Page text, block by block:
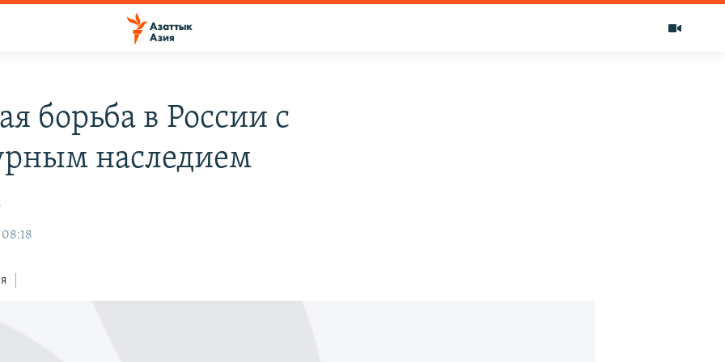
борьба в России с
наследием
08:18